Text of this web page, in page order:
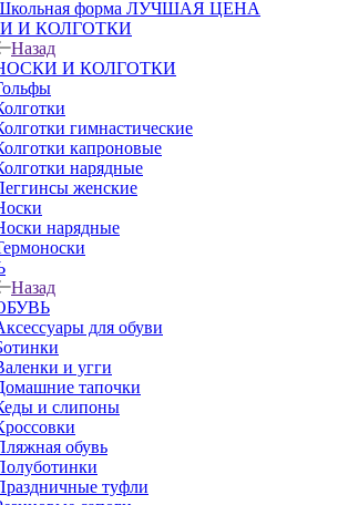
форма ЛУЧШАЯ ЦЕНА
И КОЛГОТКИ
Назад
И КОЛГОТКИ
гимнастические
капроновые
нарядные
женские
нарядные
Назад
для обуви
и угги
тапочки
и слипоны
обувь
туфли